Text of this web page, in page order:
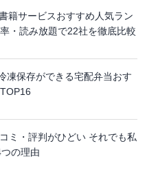
籍サービスおすすめ人気ラン
・読み放題で22社を徹底比較
凍保存ができる宅配弁当おす
ミ・評判がひどい それでも私
の理由